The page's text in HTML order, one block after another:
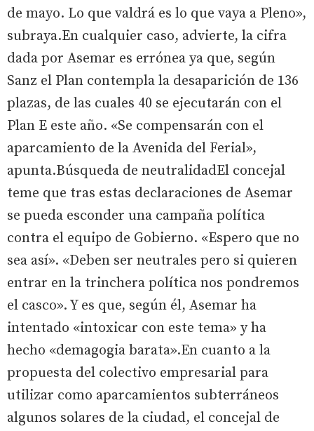
de mayo. Lo que valdrá es lo que vaya a Pleno»,
subraya.En cualquier caso, advierte, la cifra
dada por Asemar es errónea ya que, según
Sanz el Plan contempla la desaparición de 136
plazas, de las cuales 40 se ejecutarán con el
Plan E este año. «Se compensarán con el
aparcamiento de la Avenida del Ferial»,
apunta.Búsqueda de neutralidadEl concejal
teme que tras estas declaraciones de Asemar
se pueda esconder una campaña política
contra el equipo de Gobierno. «Espero que no
sea así». «Deben ser neutrales pero si quieren
entrar en la trinchera política nos pondremos
el casco». Y es que, según él, Asemar ha
intentado «intoxicar con este tema» y ha
hecho «demagogia barata».En cuanto a la
propuesta del colectivo empresarial para
utilizar como aparcamientos subterráneos
algunos solares de la ciudad, el concejal de